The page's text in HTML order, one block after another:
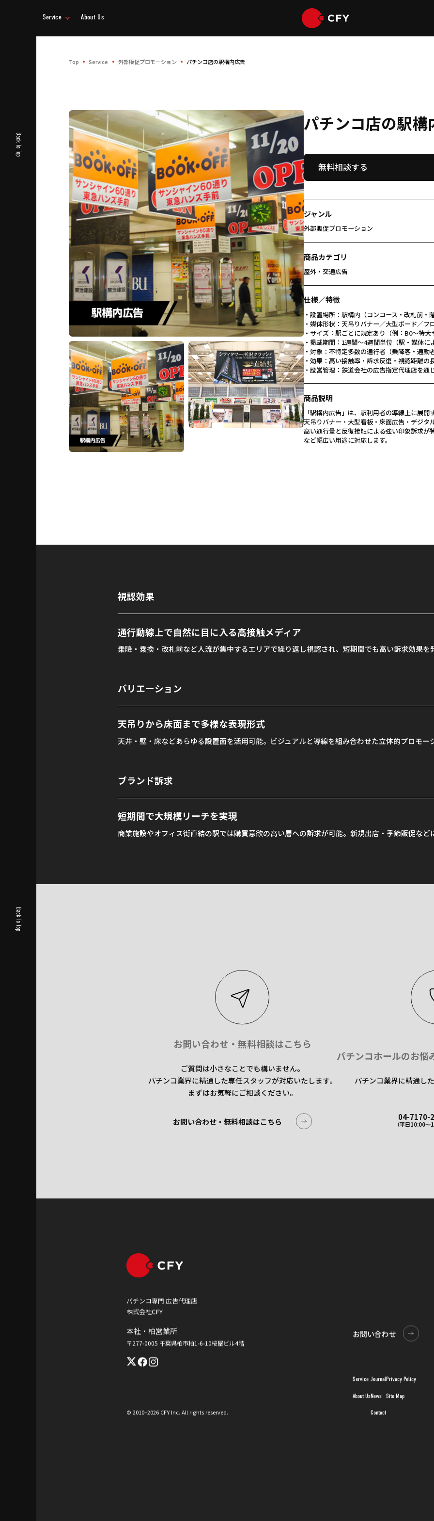
Service About Us
Top Service 外部販促プロモーション パチンコ店の駅構内広告
Back To Top
パチンコ店の駅構
無料相談する
ジャンル
外部販促プロモーション
商品カテゴリ
屋外・交通広告
仕様／特徴
・設置場所：駅構内（コンコース・改札前・
・媒体形状：天吊りバナー／大型ボード／
・サイズ：駅ごとに規定あり（例：B0〜特大
・掲載期間：1週間～4週間単位（駅・媒体に
・対象：不特定多数の通行者（乗降客・通勤
・効果：高い接触率・訴求反復・視認距離の
・設営管理：鉄道会社の広告指定代理店を
商品説明
「駅構内広告」は、駅利用者の導線上に展
天吊りバナー・大型看板・床面広告・デジタ
高い通行量と反復接触による強い印象訴求が
など幅広い用途に対応します。
視認効果
通行動線上で自然に目に入る高接触メディア
乗降・乗換・改札前など人流が集中するエリアで繰り返し視認され、短期間でも高い訴求効果を
バリエーション
天吊りから床面まで多様な表現形式
天井・壁・床などあらゆる設置面を活用可能。ビジュアルと導線を組み合わせた立体的プロモー
ブランド訴求
短期間で大規模リーチを実現
商業施設やオフィス街直結の駅では購買意欲の高い層への訴求が可能。新規出店・季節販促など
Back To Top
お問い合わせ・無料相談はこちら
ご質問は小さなことでも構いません。
パチンコ業界に精通した専任スタッフが対応いたします。
まずはお気軽にご相談ください。
お問い合わせ・無料相談はこちら
お問い合わせ・無料相談はこちら
パチンコホールのお悩
パチンコ業界に精通し
04-7170-
（平日10:00〜
04-7170-
パチンコ専門 広告代理店
株式会社CFY
本社・柏営業所
〒277-0005 千葉県柏市柏1-6-10桜屋ビル4階
© 2010–2026 CFY Inc. All rights reserved.
お問い合わせ
お問い合わせ
Service
About Us
Journal
News
Contact
Privacy Policy
Site Map